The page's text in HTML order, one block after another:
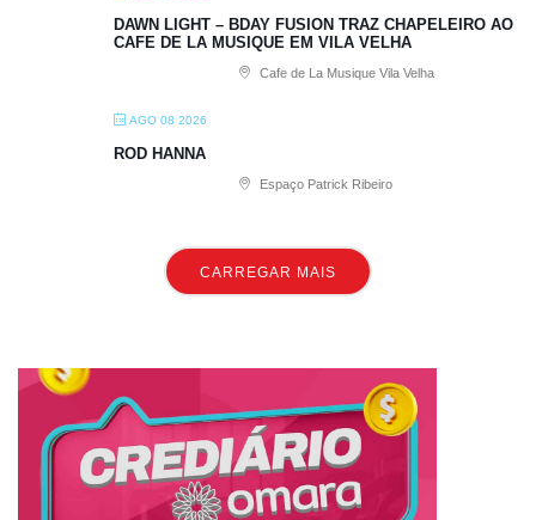
DAWN LIGHT – BDAY FUSION TRAZ CHAPELEIRO AO
CAFE DE LA MUSIQUE EM VILA VELHA
Cafe de La Musique Vila Velha
AGO 08 2026
ROD HANNA
Espaço Patrick Ribeiro
CARREGAR MAIS